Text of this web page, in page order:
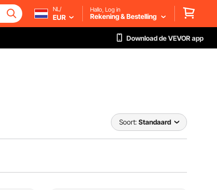
NL/
EUR
Hallo, Log in
Rekening & Bestelling
Download de VEVOR app
Soort: Standaard